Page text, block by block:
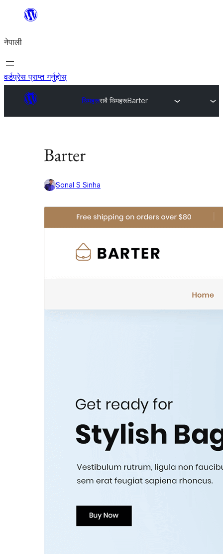
सामग्रीमा
नेपाली
वर्डप्रेस प्राप्त गर्नुहोस्
थिमहरूसबै थिमहरूBarter
Barter
Sonal S Sinha